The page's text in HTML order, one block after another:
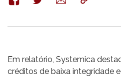
mail
Em relatório, Systemica
créditos de baixa integridade